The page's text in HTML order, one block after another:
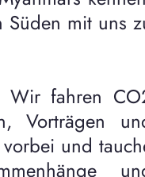
mit uns
Wir fahren
Vorträgen
und